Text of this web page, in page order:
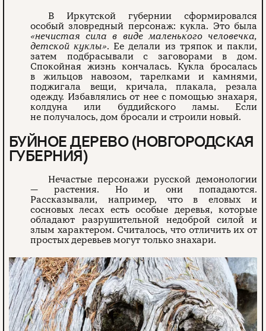
В Иркутской губернии сформировался
особый зловредный персонаж: кукла. Это была
«нечистая сила в виде маленького человечка,
детской куклы». Ее делали из тряпок и пакли,
затем подбрасывали с заговорами в дом.
Спокойная жизнь кончалась. Кукла бросалась
в жильцов навозом, тарелками и камнями,
поджигала вещи, кричала, плакала, резала
одежду. Избавлялись от нее с помощью знахаря,
колдуна или буддийского ламы. Если
не получалось, дом бросали и строили новый.
БУЙНОЕ ДЕРЕВО (НОВГОРОДСКАЯ
ГУБЕРНИЯ)
Нечастые персонажи русской демонологии
— растения. Но и они попадаются.
Рассказывали, например, что в еловых и
сосновых лесах есть особые деревья, которые
обладают разрушительной недоброй силой и
злым характером. Считалось, что отличить их от
простых деревьев могут только знахари.